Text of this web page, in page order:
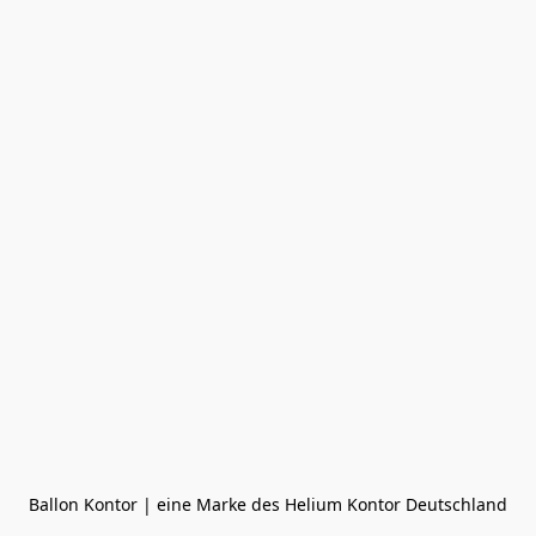
Ballon Kontor | eine Marke des Helium Kontor Deutschland